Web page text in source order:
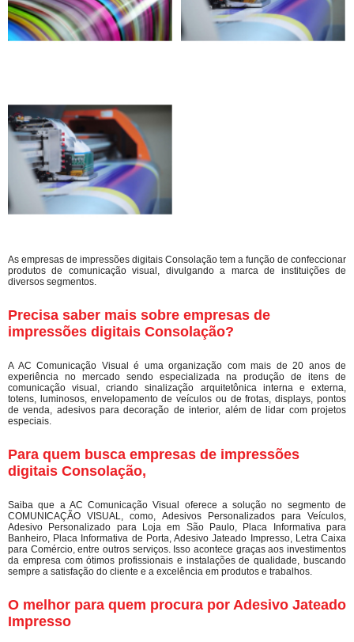
As empresas de impressões digitais Consolação tem a função de confeccionar
produtos de comunicação visual, divulgando a marca de instituições de
diversos segmentos.
Precisa saber mais sobre empresas de
impressões digitais Consolação?
A AC Comunicação Visual é uma organização com mais de 20 anos de
experiência no mercado sendo especializada na produção de itens de
comunicação visual, criando sinalização arquitetônica interna e externa,
totens, luminosos, envelopamento de veículos ou de frotas, displays, pontos
de venda, adesivos para decoração de interior, além de lidar com projetos
especiais.
Para quem busca empresas de impressões
digitais Consolação,
Saiba que a AC Comunicação Visual oferece a solução no segmento de
COMUNICAÇÃO VISUAL, como, Adesivos Personalizados para Veículos,
Adesivo Personalizado para Loja em São Paulo, Placa Informativa para
Banheiro, Placa Informativa de Porta, Adesivo Jateado Impresso, Letra Caixa
para Comércio, entre outros serviços. Isso acontece graças aos investimentos
da empresa com ótimos profissionais e instalações de qualidade, buscando
sempre a satisfação do cliente e a excelência em produtos e trabalhos.
O melhor para quem procura por Adesivo Jateado
Impresso